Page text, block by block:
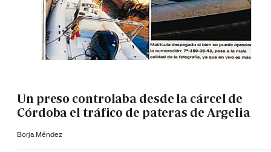
Un preso controlaba desde la cárcel de
Córdoba el tráfico de pateras de Argelia
Borja Méndez